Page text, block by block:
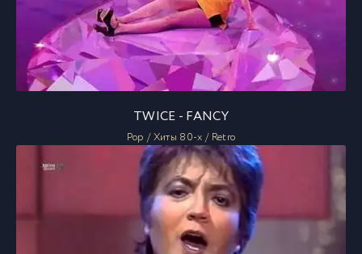
TWICE - FANCY
Pop / Хиты 80-х / Retro